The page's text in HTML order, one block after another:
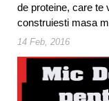
de proteine, care te
construiesti masa
14 Feb, 2016